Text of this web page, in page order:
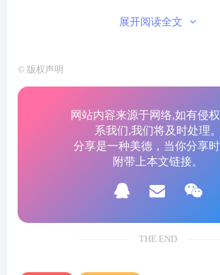
展开阅读全文
© 版权声明
网站内容来源于网络,如有侵
系我们,我们将及时处理。
分享是一种美德，当你分享
附带上本文链接。
THE END